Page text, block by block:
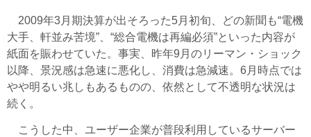
2009年3月期決算が出そろった5月初旬、どの新聞も“電機
大手、軒並み苦境”、“総合電機は再編必須”といった内容が
紙面を賑わせていた。事実、昨年9月のリーマン・ショック
以降、景況感は急速に悪化し、消費は急減速。6月時点では
やや明るい兆しもあるものの、依然として不透明な状況は
続く。
こうした中、ユーザー企業が普段利用しているサーバー